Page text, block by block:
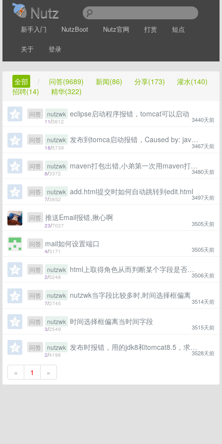
Nutz
新手入门 NutzBoot Nutz官网 打赏 短点
关于 登录
全部 / 问答(9689) 新闻(86) 分享(173)
灌水(140)
招聘(14)
精华(322)
11/3612 3440天前
问答 nutzwk eclipse启动程序报错，tomcat可以启动
18/5739 3467天前
问答 nutzwk 发布到tomca启动报错，Caused by: java.net.MalformedURLException: unknown protocol: d，求指点
8/3372 3480天前
问答 nutzwk maven打包出错,小弟第一次用maven打包，但一直不成功
7/3852 3497天前
问答 nutzwk add.html提交时如何自动跳转到edit.html
23/7027 3505天前
问答 推送Email报错,揪心啊
4/3171 3505天前
问答 mail如何设置端口
2/5248 3506天前
问答 nutzwk html上取得角色从而判断某个字段是否显示
7/2745 3514天前
问答 nutzwk nutzwk当字段比较多时,时间选择框偏离
3/2549 3515天前
问答 nutzwk 时间选择框偏离当时间字段
2/4196 3528天前
问答 nutzwk 发布时报错，用的jdk8和tomcat8.5，求大神指点LifecycleException: Failed to start component
« 1 »